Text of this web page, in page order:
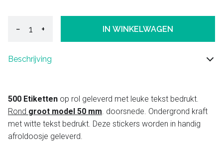
− + IN WINKELWAGEN
Beschrijving
500 Etiketten op rol geleverd met leuke tekst bedrukt.
Rond groot model 50 mm. doorsnede. Ondergrond kraft
met witte tekst bedrukt. Deze stickers worden in handig
afroldoosje geleverd.